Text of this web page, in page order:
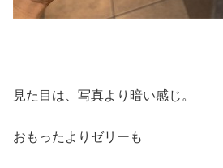
見た目は、写真より暗い感じ。
おもったよりゼリーも